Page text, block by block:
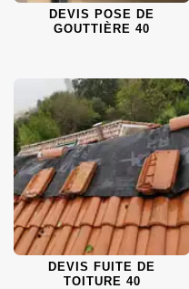
DEVIS POSE DE
GOUTTIÈRE 40
DEVIS FUITE DE
TOITURE 40